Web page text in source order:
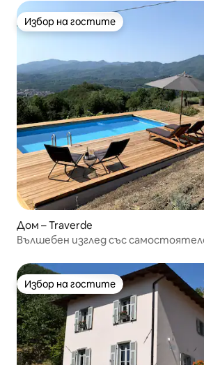
Избор на гостите
Избор на гостите
Дом – Traverde
Избор на гостите
Избор на гостите